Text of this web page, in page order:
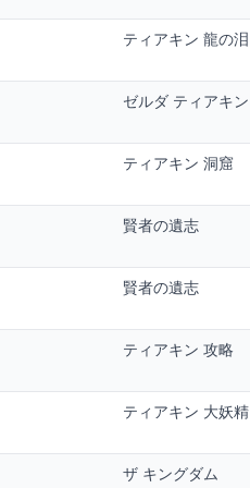
ティアキン 龍の泪
ゼルダ ティアキン
ティアキン 洞窟
賢者の遺志
賢者の遺志
ティアキン 攻略
ティアキン 大妖精
ザ キングダム